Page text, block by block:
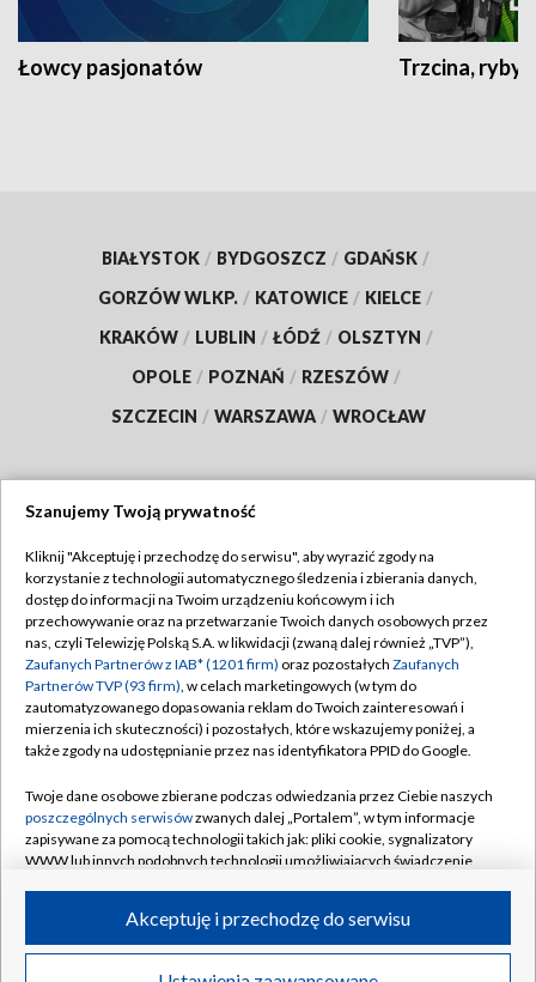
Łowcy pasjonatów Trzcina, ryby
BIAŁYSTOK / BYDGOSZCZ / GDAŃSK /
GORZÓW WLKP. / KATOWICE / KIELCE /
KRAKÓW / LUBLIN / ŁÓDŹ / OLSZTYN /
OPOLE / POZNAŃ / RZESZÓW /
SZCZECIN / WARSZAWA / WROCŁAW
TVP
Abonament TVP
Emisja w TVP
Centrum informacji TVP
Naziemna Telewizja Cyfrowa
Rada Programowa
System NOS
Informacje o nadawcy
Program dla prasy
Regulamin TVP
Polityka prywatności
Moje zgody
Pomoc
Kontakt
Kanały
©2026 Telewizja Polska S.A. w likwidacji
Szanujemy Twoją prywatność
Kliknij "Akceptuję i przechodzę do serwisu", aby wyrazić zgody na
korzystanie z technologii automatycznego śledzenia i zbierania danych,
dostęp do informacji na Twoim urządzeniu końcowym i ich
przechowywanie oraz na przetwarzanie Twoich danych osobowych przez
nas, czyli Telewizję Polską S.A. w likwidacji (zwaną dalej również „TVP”),
Zaufanych Partnerów z IAB* (1201 firm) oraz pozostałych Zaufanych
Partnerów TVP (93 firm), w celach marketingowych (w tym do
zautomatyzowanego dopasowania reklam do Twoich zainteresowań i
mierzenia ich skuteczności) i pozostałych, które wskazujemy poniżej, a
także zgody na udostępnianie przez nas identyfikatora PPID do Google.
Twoje dane osobowe zbierane podczas odwiedzania przez Ciebie naszych
poszczególnych serwisówzwanych dalej „Portalem”, w tym informacje
zapisywane za pomocą technologii takich jak: pliki cookie, sygnalizatory
WWW lub innych podobnych technologii umożliwiających świadczenie
ruchu w Internecie.
Twoje dane osobowe zbierane podczas odwiedzania przez Ciebie
Akceptuję i przechodzę do serwisu